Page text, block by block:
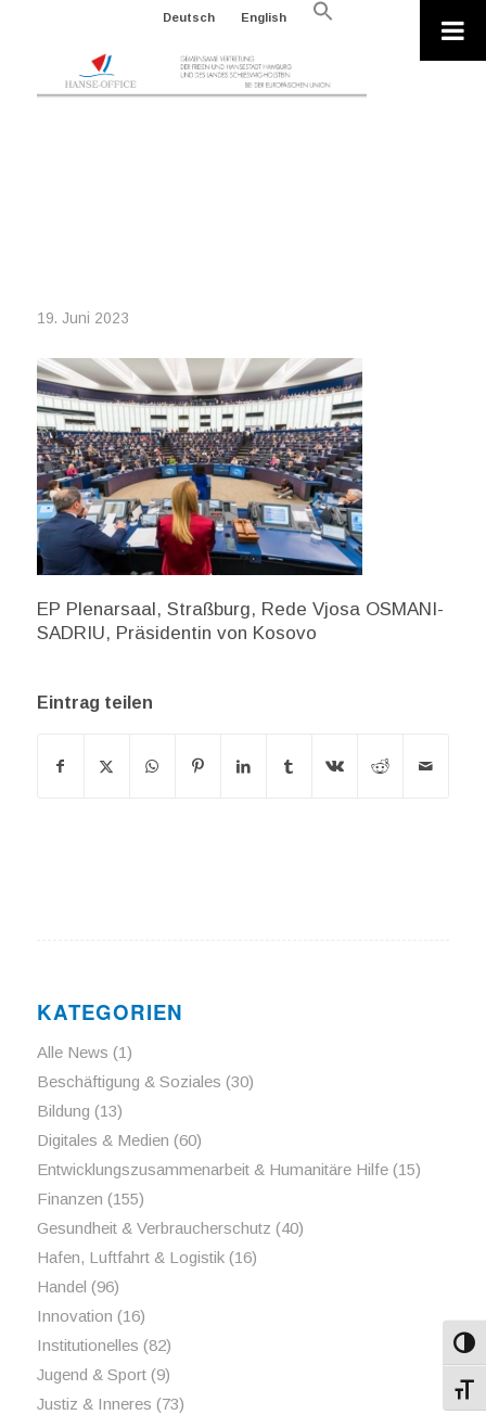
Deutsch English
Search
19. Juni 2023
EP Plenarsaal, Straßburg, Rede Vjosa OSMANI-
SADRIU, Präsidentin von Kosovo
Eintrag teilen
KATEGORIEN
Alle News (1)
Beschäftigung & Soziales (30)
Bildung (13)
Digitales & Medien (60)
Entwicklungszusammenarbeit & Humanitäre Hilfe(15)
Finanzen (155)
Gesundheit & Verbraucherschutz (40)
Hafen, Luftfahrt & Logistik(16)
Handel (96)
Innovation (16)
Institutionelles (82)
Jugend & Sport(9)
Justiz & Inneres (73)